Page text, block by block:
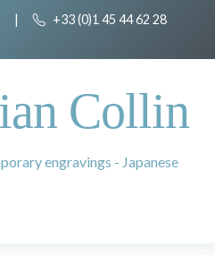
| +33 (0)1 45 44 62 28
Collin
engravings - Japanese